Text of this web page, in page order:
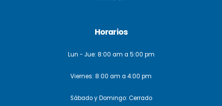
Horarios
Lun - Jue: 8:00 am a 5:00 pm
Viernes: 8:00 am a 4:00 pm
Sábado y Domingo: Cerrado